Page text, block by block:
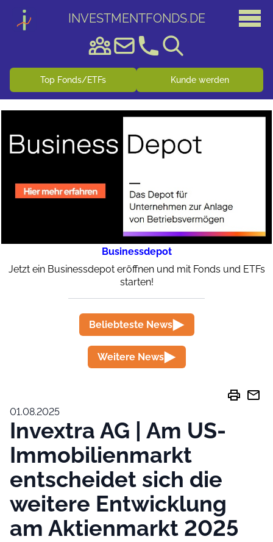
INVESTMENTFONDS.DE
Top Fonds/ETFs Kunde werden
Businessdepot
Jetzt ein Businessdepot eröffnen und mit Fonds und ETFs
starten!
Beliebteste News
Weitere News
print mail
01.08.2025
Invextra AG | Am US-
Immobilienmarkt
entscheidet sich die
weitere Entwicklung
am Aktienmarkt 2025